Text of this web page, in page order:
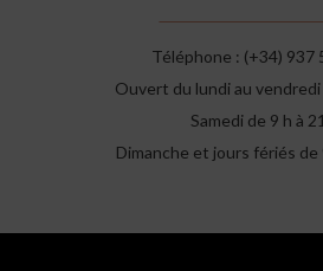
Téléphone : (+34) 937
Ouvert du lundi au vendredi
Samedi de 9 h à
Dimanche et jours fériés de